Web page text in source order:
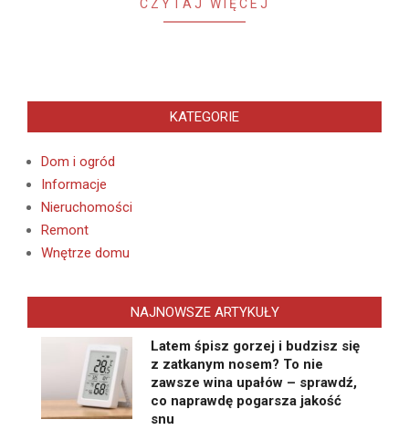
CZYTAJ WIĘCEJ
KATEGORIE
Dom i ogród
Informacje
Nieruchomości
Remont
Wnętrze domu
NAJNOWSZE ARTYKUŁY
Latem śpisz gorzej i budzisz się
z zatkanym nosem? To nie
zawsze wina upałów – sprawdź,
co naprawdę pogarsza jakość
snu